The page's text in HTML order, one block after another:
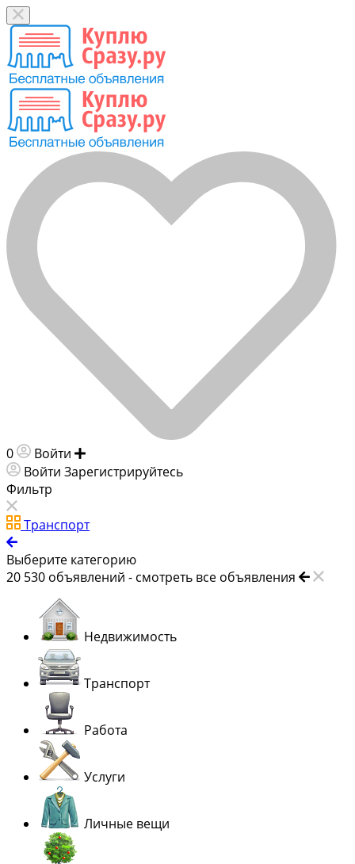
0 Войти
Войти Зарегистрируйтесь
Фильтр
Транспорт
Выберите категорию
20 530 объявлений - смотреть все объявления
Недвижимость
Транспорт
Работа
Услуги
Личные вещи